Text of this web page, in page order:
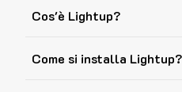
Cos'è Lightup?
Come si installa Lightup?